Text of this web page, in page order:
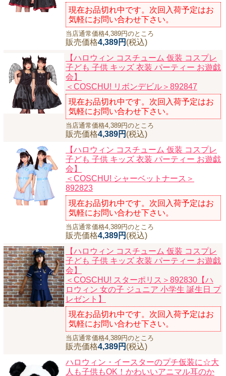
現在お品切れ中です。次回入荷予定はお
気軽にお問い合わせ下さい。
当店通常価格4,389円のところ
販売価格4,389円 (税込)
【ハロウィン コスチューム 仮装 コスプレ
子ども 子供 キッズ 衣装 パーティー お遊戯
会】
＜COSCHU! リボンデビル＞892847
現在お品切れ中です。次回入荷予定はお
気軽にお問い合わせ下さい。
当店通常価格4,389円のところ
販売価格4,389円 (税込)
【ハロウィン コスチューム 仮装 コスプレ
子ども 子供 キッズ 衣装 パーティー お遊戯
会】
＜COSCHU! シャーベットナース＞
892823
現在お品切れ中です。次回入荷予定はお
気軽にお問い合わせ下さい。
当店通常価格4,389円のところ
販売価格4,389円 (税込)
【ハロウィン コスチューム 仮装 コスプレ
子ども 子供 キッズ 衣装 パーティー お遊戯
会】
＜COSCHU! スターポリス＞892830【ハ
ロウィン 女の子 ジュニア 小学生 誕生日 プ
レゼント】
現在お品切れ中です。次回入荷予定はお
気軽にお問い合わせ下さい。
当店通常価格4,389円のところ
販売価格4,389円 (税込)
ハロウィン・イースターのプチ仮装に☆大
人も子供もOK！かわいいアニマル耳のか